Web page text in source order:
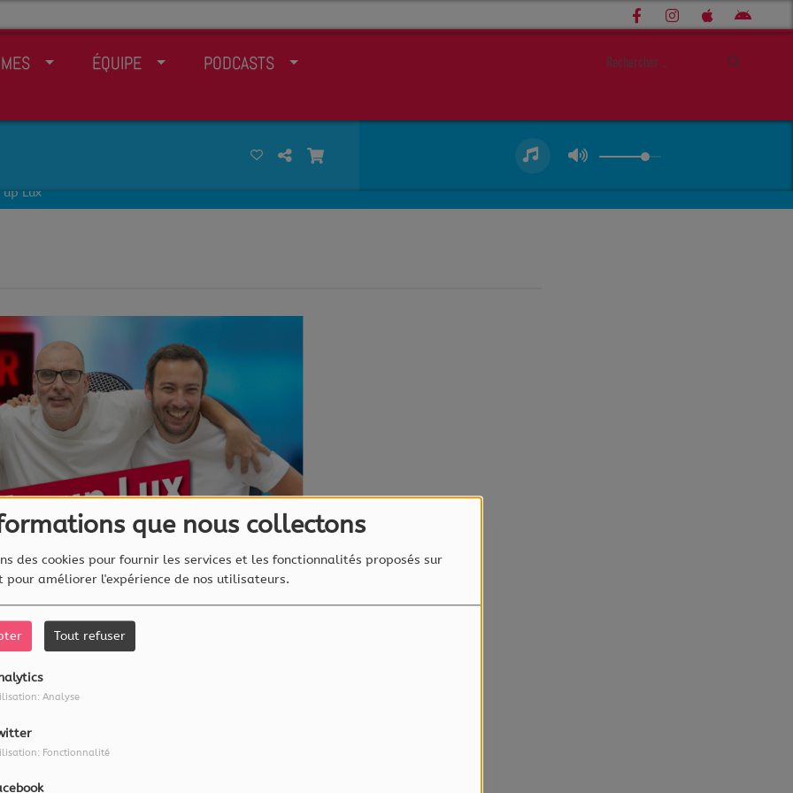
que nous collectons
des cookies pour fournir les services et les fonctionnalités proposés sur
pour améliorer l'expérience de nos utilisateurs.
Tout refuser
Analyse
Fonctionnalité
ÉQUIPE PODCASTS
up Lux
06:00 À 10:00
votre dose de vitamines avec Dario, Elise
actus insolites, infos, météo,